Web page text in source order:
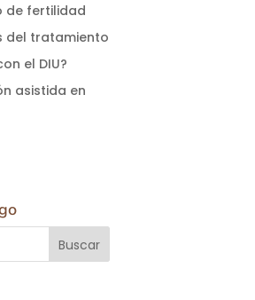
de fertilidad
del tratamiento
el DIU?
asistida en